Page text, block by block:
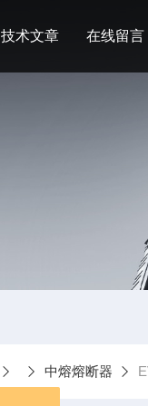
技术文章 在线留言
中熔熔断器